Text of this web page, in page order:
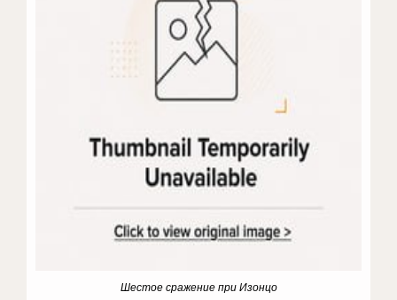
Шестое сражение при Изонцо